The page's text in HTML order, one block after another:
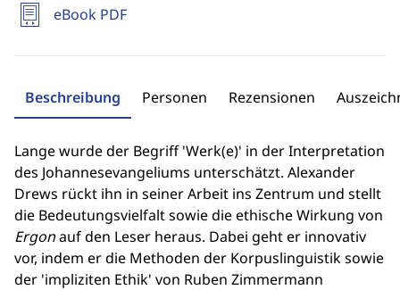
eBook PDF
Beschreibung Personen Rezensionen
Lange wurde der Begriff 'Werk(e)' in der Interpretation
des Johannesevangeliums unterschätzt. Alexander
Drews rückt ihn in seiner Arbeit ins Zentrum und stellt
die Bedeutungsvielfalt sowie die ethische Wirkung von
Ergonauf den Leser heraus. Dabei geht er innovativ
vor, indem er die Methoden der Korpuslinguistik sowie
der 'impliziten Ethik' von Ruben Zimmermann